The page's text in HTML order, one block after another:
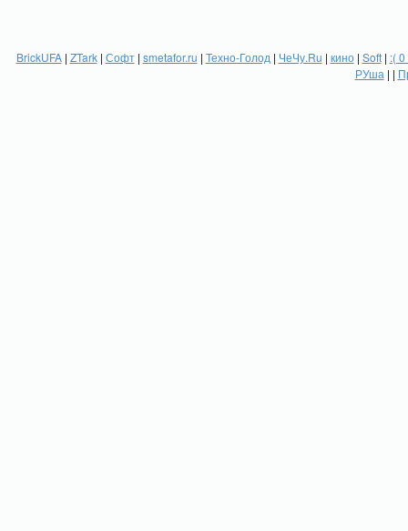
BrickUFA| ZTark| Софт| smetafor.ru | Техно-Голод | ЧеЧу.Ru | кино| Soft| :(
РУша | |